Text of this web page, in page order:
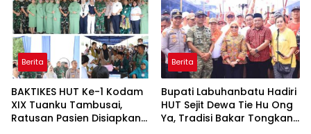
Berita
BAKTIKES HUT Ke-1 Kodam
XIX Tuanku Tambusai,
Ratusan Pasien Disiapkan
Berita
Bupati Labuhanbatu Hadiri
HUT Sejit Dewa Tie Hu Ong
Ya, Tradisi Bakar Tongkang